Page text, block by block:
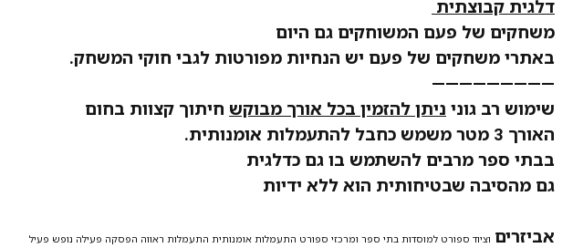
דלגית קבוצתית
משחקים של פעם המשוחקים גם היום
באתרי משחקים של פעם יש הנחיות מפורטות לגבי חוקי המשחק.
—————————
שימוש רב גוני ניתן להזמין בכל אורך מבוקש חיתוך קצוות בחום
האורך 3 מטר משמש כחבל להתעמלות אומנותית.
בבתי ספר מרבים להשתמש בו גם כדלגית
גם מהסיבה שבטיחותית הוא ללא ידיות
אביזרים וציוד ספורט למוסדות בתי ספר ומרכזי ספורט התעמלות אומנותית התעמלות ראווה הפסקה פעילה נופש פעיל